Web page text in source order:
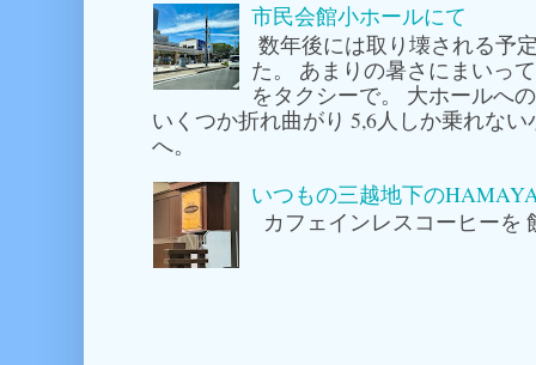
市民会館小ホールにて
数年後には取り壊される予
た。 あまりの暑さにまいっ
をタクシーで。 大ホールへ
いくつか折れ曲がり 5,6人しか乗れな
へ。
いつもの三越地下の
カフェインレスコーヒーを